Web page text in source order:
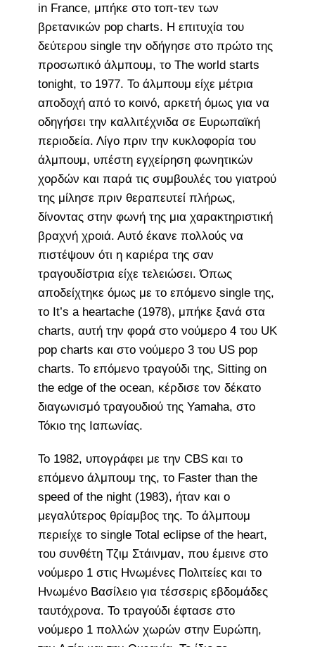
in France, μπήκε στο τοπ-τεν των
βρετανικών pop charts. Η επιτυχία του
δεύτερου single την οδήγησε στο πρώτο της
προσωπικό άλμπουμ, το The world starts
tonight, το 1977. Το άλμπουμ είχε μέτρια
αποδοχή από το κοινό, αρκετή όμως για να
οδηγήσει την καλλιτέχνιδα σε Ευρωπαϊκή
περιοδεία. Λίγο πριν την κυκλοφορία του
άλμπουμ, υπέστη εγχείρηση φωνητικών
χορδών και παρά τις συμβουλές του γιατρού
της μίλησε πριν θεραπευτεί πλήρως,
δίνοντας στην φωνή της μια χαρακτηριστική
βραχνή χροιά. Αυτό έκανε πολλούς να
πιστέψουν ότι η καριέρα της σαν
τραγουδίστρια είχε τελειώσει. Όπως
αποδείχτηκε όμως με το επόμενο single της,
το It’s a heartache (1978), μπήκε ξανά στα
charts, αυτή την φορά στο νούμερο 4 του UK
pop charts και στο νούμερο 3 του US pop
charts. Το επόμενο τραγούδι της, Sitting on
the edge of the ocean, κέρδισε τον δέκατο
διαγωνισμό τραγουδιού της Yamaha, στο
Τόκιο της Ιαπωνίας.
Το 1982, υπογράφει με την CBS και το
επόμενο άλμπουμ της, το Faster than the
speed of the night (1983), ήταν και ο
μεγαλύτερος θρίαμβος της. Το άλμπουμ
περιείχε το single Total eclipse of the heart,
του συνθέτη Τζιμ Στάινμαν, που έμεινε στο
νούμερο 1 στις Ηνωμένες Πολιτείες και το
Ηνωμένο Βασίλειο για τέσσερις εβδομάδες
ταυτόχρονα. Το τραγούδι έφτασε στο
νούμερο 1 πολλών χωρών στην Ευρώπη,